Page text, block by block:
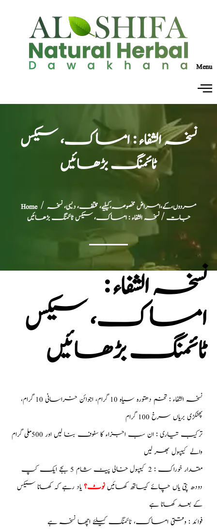
Menu
نسخہ الشفاء : امساک، سیکس
ٹائمنگ بڑھائیں
Home/ مردوں،کے،امراض مخصوصہ،کیلیے، مختلف، دیسی، نسخہ
جات / نسخہ الشفاء : امساک، سیکس ٹائمنگ بڑھائیں
نسخہ الشفاء :
امساک، سیکس
ٹائمنگ بڑھائیں
نسخہ الشفاء : تخم دھتورہ سیاہ 10 گرام، اجوائن خراسانی 10 گرام،
پھٹکڑی بریاں سرخ 100 گرام
ترکیب تیاری : ان سب اجزاء کا سفوف بنا لیں اور 500 ملی گرام
والے کیپسول بھر لیں
مقدار خوراک : 2 کیپسول خالی پیٹ شام 5 بجے ایک کپ
دودھ پتی یاں چائے کیساتھ کھائیںنوٹ؟یاد رہے کہ کھانا سیکس
کے بعد کھانا ہے
فوائد : وقتی امساک، ٹائمنگ کیلئے اچھا نسخہ ہے